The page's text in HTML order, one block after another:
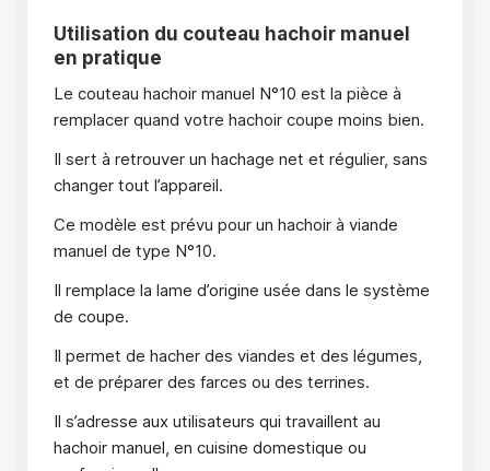
Utilisation du couteau hachoir manuel
en pratique
Le couteau hachoir manuel N°10 est la pièce à
remplacer quand votre hachoir coupe moins bien.
Il sert à retrouver un hachage net et régulier, sans
changer tout l’appareil.
Ce modèle est prévu pour un hachoir à viande
manuel de type N°10.
Il remplace la lame d’origine usée dans le système
de coupe.
Il permet de hacher des viandes et des légumes,
et de préparer des farces ou des terrines.
Il s’adresse aux utilisateurs qui travaillent au
hachoir manuel, en cuisine domestique ou